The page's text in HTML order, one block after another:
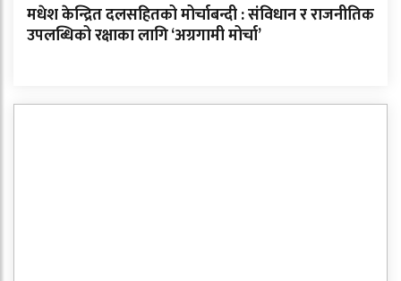
मधेश केन्द्रित दलसहितको मोर्चाबन्दी : संविधान र राजनीतिक
उपलब्धिको रक्षाका लागि ‘अग्रगामी मोर्चा’